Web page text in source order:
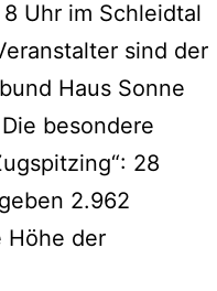
Uhr im Schleidtal
sind der
Haus Sonne
besondere
28
2.962
Höhe der